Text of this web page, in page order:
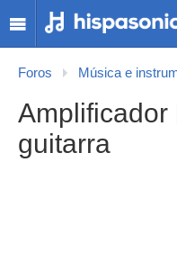
Foros Música e
Amplificador
guitarra